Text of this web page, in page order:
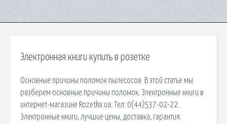
Электронная книги купить в розетке
Основные причины поломок пылесосов. В этой статье мы
разберем основные причины поломок. Электронные книги в
интернет-магазине Rozetka.ua. Тел: 0(44)537-02-22.
Электронные книги, лучшие цены, доставка, гарантия.